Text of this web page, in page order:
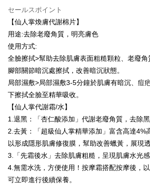
AFTEE代金後払い
説明
一、 AFTEE代金後払いについて
1.お支払い方法でAFTEE代金後払いを選択すると、
ウが表示されます。
2.SMSで認証してお支払い手続を進めてください。
3.注文するときのお支払いは不要です。商品はご指
4.ご注文が完了すると、携帯に支払い通知のSMSが
の場合は、AFTEE アプリプッシュ通知が届きます。
5.商品受け取り時のお支払いは不要です。商品を確
はアプリの通知に従って、4大コンビニ、または
グでお支払いください。
代金納付期限は最短で 14 日以内ですので、ご注意く
リをダウンロードして AFTEE 会員になるとお支払
まで延長できます。
お支払期限は、ショップが請求した期日と、AFTEE
とに計算されます。AFTEEで注文すると、商品を受
配送方法
全家付款取貨
配送毎にNT$100、NT$600以上で送料無料
付款後全家取貨
配送毎にNT$100、NT$600以上で送料無料
萊爾富取貨付款
配送毎にNT$100、NT$600以上で送料無料
付款後萊爾富取貨
セールスポイント
【仙人掌煥膚代謝棉片】
用途:去除老廢角質，明亮膚色
使用方式:
全臉擦拭>幫助去除肌膚表面粗糙顆粒、老廢角
腳部關節暗沉處擦拭，改善暗沉狀態。
局部濕敷>局部濕敷3-5分鐘於肌膚有暗沉、痘
下擦拭全臉至精華吸收。
【仙人掌代謝霜/水】
1.退黑：「杏仁酸添加」代謝老廢角質，去除
2.去黃：「超級仙人掌精華添加」富含高達4%
以形成隱形肌膚修復膜，幫助改善蠟黃，展現透
3.「先霜後水」去除肌膚粗糙，呈現肌膚水光感
4.無需水洗，方便使用！按摩霜搭配按摩後，
可立即進行後續保養。